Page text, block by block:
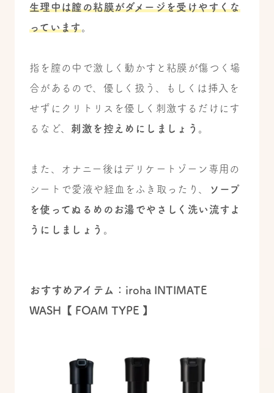
生理中は膣の粘膜がダメージを受けやすくな
っています。
指を膣の中で激しく動かすと粘膜が傷つく場
合があるので、優しく扱う、もしくは挿入を
せずにクリトリスを優しく刺激するだけにす
るなど、 刺激を控えめにしましょう 。
また、オナニー後はデリケートゾーン専用の
シートで愛液や経血をふき取ったり、
ソープ
を使ってぬるめのお湯でやさしく洗い流すよ
うにしましょう 。
おすすめアイテム：iroha INTIMATE
WASH【 FOAM TYPE 】